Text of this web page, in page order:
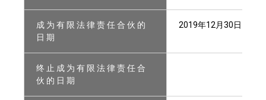
成 为 有 限 法 律 责 任 合 伙 的
日 期
2019年12月30日
终 止 成 为 有 限 法 律 责 任 合
伙 的 日 期